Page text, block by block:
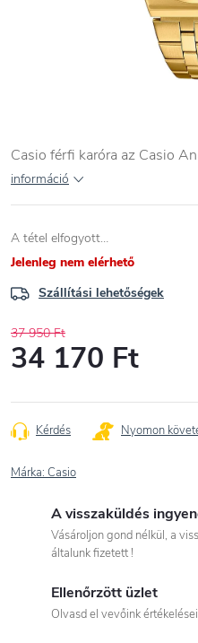
Casio férfi karóra az Casio
információ
A tétel elfogyott…
Jelenleg nem elérhető
Szállítási lehetőségek
37 950 Ft
34 170 Ft
Kérdés Nyomon
Márka: Casio
A visszaküldés
Vásároljon gond nélkül, a
általunk fizetett !
Ellenőrzött üzlet
Olvasd el vevőink